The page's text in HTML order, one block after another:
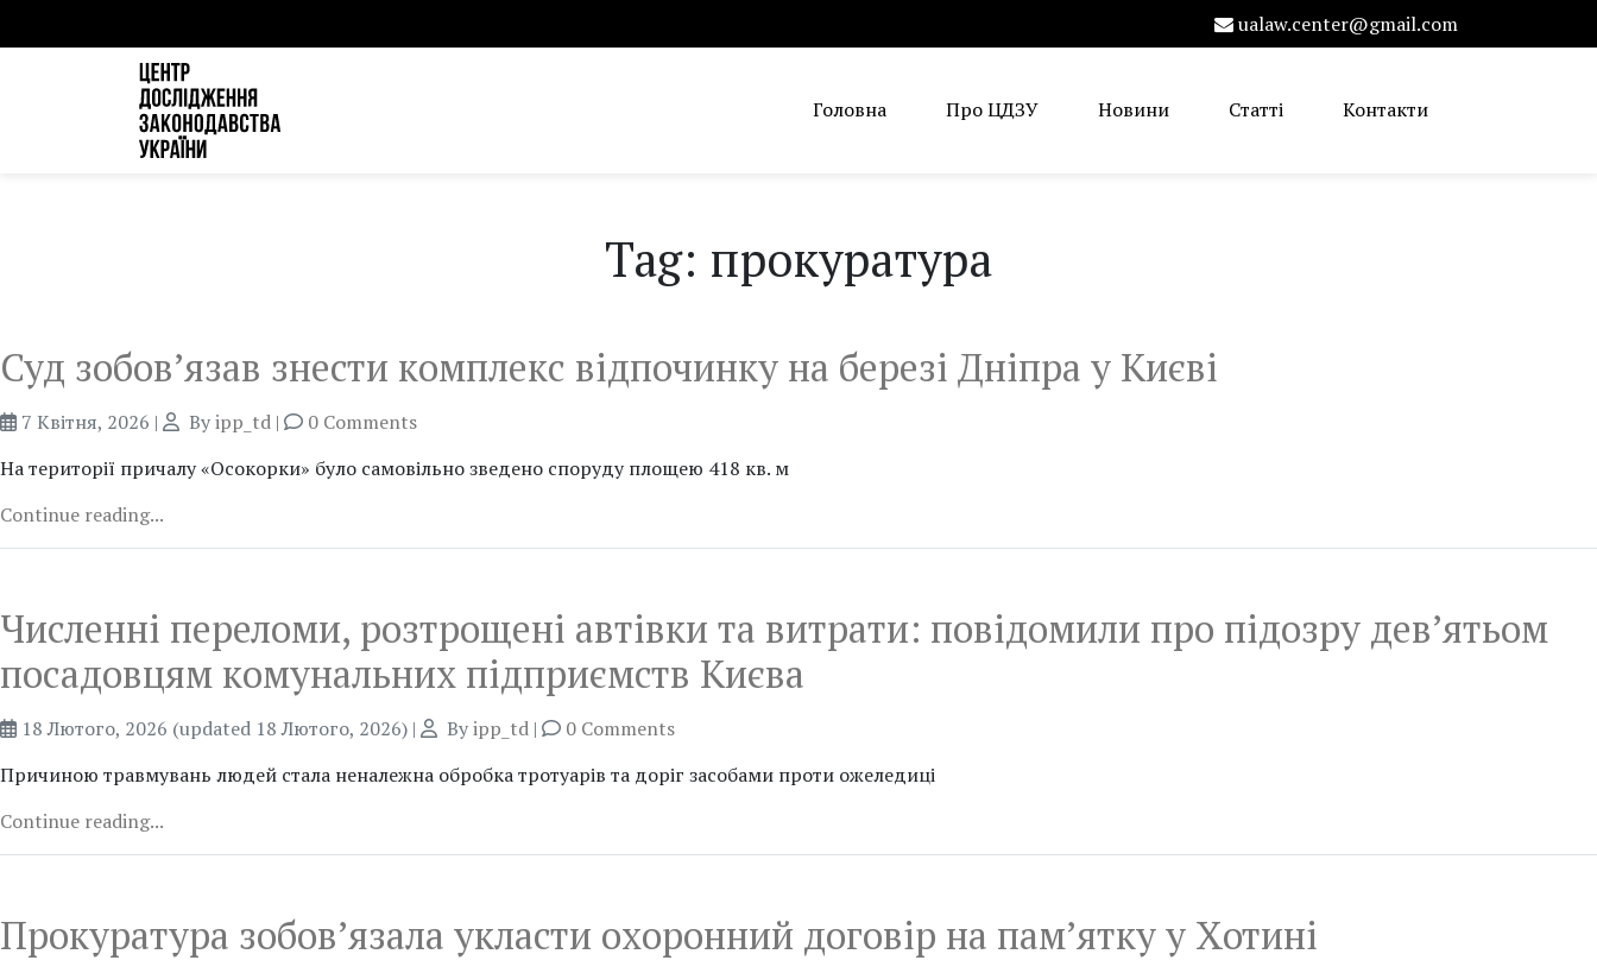
ualaw.center@gmail.com
Головна Про ЦДЗУ Новини Статті Контакти
Tag: прокуратура
Суд зобов’язав знести комплекс відпочинку на березі Дніпра у Києві
7 Квітня, 2026 | Byipp_td |
0 Comments
На території причалу «Осокорки» було самовільно зведено споруду площею 418 кв. м
Continue reading...
Численні переломи, розтрощені автівки та витрати: повідомили про підозру дев’ятьом
посадовцям комунальних підприємств Києва
18 Лютого, 2026 (updated 18 Лютого, 2026) | Byipp_td |
0 Comments
Причиною травмувань людей стала неналежна обробка тротуарів та доріг засобами проти ожеледиці
Continue reading...
Прокуратура зобов’язала укласти охоронний договір на пам’ятку у Хотині